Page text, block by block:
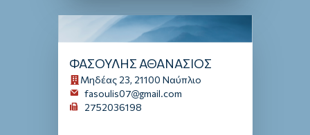
ΦΑΣΟΥΛΗΣ ΑΘΑΝΑΣΙΟΣ
Μηδέας 23, 21100 Ναύπλιο
fasoulis07@gmail.com
2752036198